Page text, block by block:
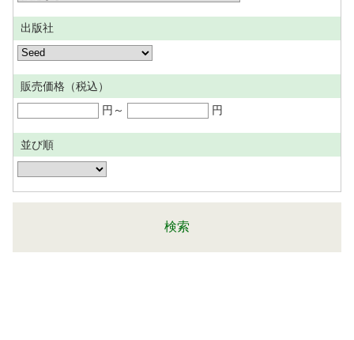
出版社
販売価格（税込）
円～
円
並び順